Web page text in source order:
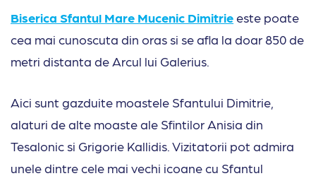
Biserica Sfantul Mare Mucenic Dimitrieeste poate
cea mai cunoscuta din oras si se afla la doar 850 de
metri distanta de Arcul lui Galerius.
Aici sunt gazduite moastele Sfantului Dimitrie,
alaturi de alte moaste ale Sfintilor Anisia din
Tesalonic si Grigorie Kallidis. Vizitatorii pot admira
unele dintre cele mai vechi icoane cu Sfantul